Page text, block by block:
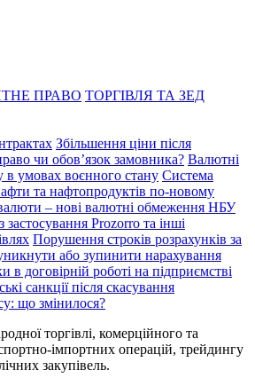
ПРАВО ТОРГІВЛЯ ТА ЗЕД
Збільшення ціни після
чи обов’язок замовника? Валютні
в умовах воєнного стану Система
та нафтопродуктів по-новому
– нові валютні обмеження НБУ
застосування Prozorro та інші
Порушення строків розрахунків за
або зупинити нарахування
в договірній роботі на підприємстві
санкції після скасування
що змінилося?
торгівлі, комерційного та
імпортних операцій, трейдингу
закупівель.